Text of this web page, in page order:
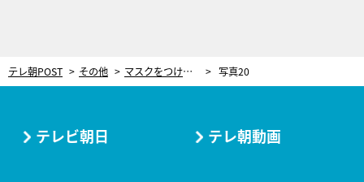
テレ朝POST その他 マスクをつけても、はずしても。カラーが映える“最旬メイク”を伝授 写真20
テレビ朝日 テレ朝動画